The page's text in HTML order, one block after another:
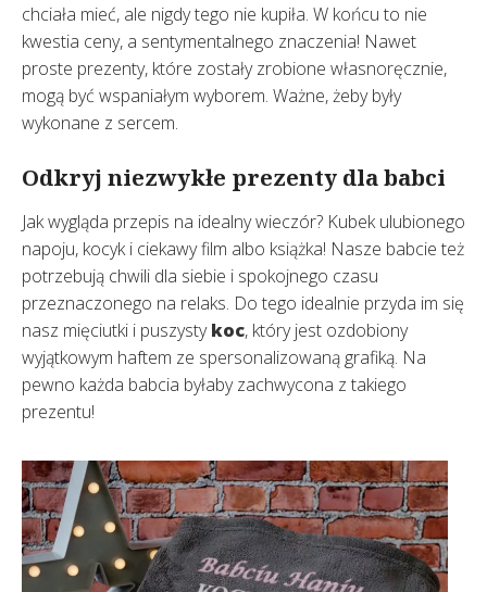
chciała mieć, ale nigdy tego nie kupiła. W końcu to nie
kwestia ceny, a sentymentalnego znaczenia! Nawet
proste prezenty, które zostały zrobione własnoręcznie,
mogą być wspaniałym wyborem. Ważne, żeby były
wykonane z sercem.
Odkryj niezwykłe prezenty dla babci
Jak wygląda przepis na idealny wieczór? Kubek ulubionego
napoju, kocyk i ciekawy film albo książka! Nasze babcie też
potrzebują chwili dla siebie i spokojnego czasu
przeznaczonego na relaks. Do tego idealnie przyda im się
nasz mięciutki i puszystykoc, który jest ozdobiony
wyjątkowym haftem ze spersonalizowaną grafiką. Na
pewno każda babcia byłaby zachwycona z takiego
prezentu!